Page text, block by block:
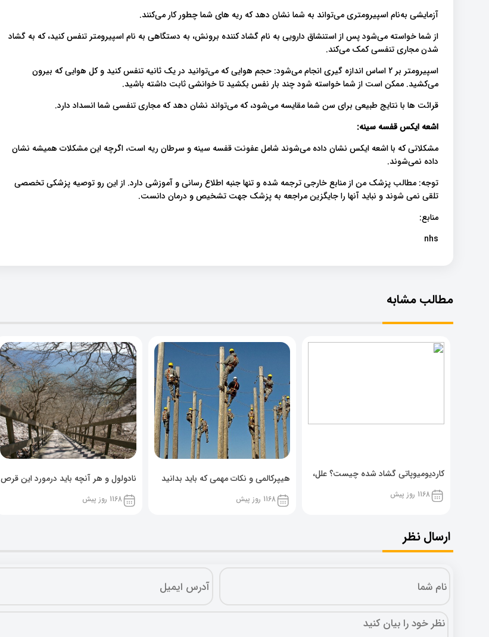
آزمایشی به‌نام اسپیرومتری می‌تواند به شما نشان دهد که ریه های شما چطور کار می‌کنند.
از شما خواسته می‌شود پس از استنشاق دارویی به نام گشاد کننده برونش، به دستگاهی به نام اسپیرومتر تنفس کنید، که به گشاد
شدن مجاری تنفسی کمک می‌کند.
اسپیرومتر بر 2 اساس اندازه گیری انجام می‌شود: حجم هوایی که می‌توانید در یک ثانیه تنفس کنید و کل هوایی که بیرون
می‌کشید. ممکن است از شما خواسته شود چند بار نفس بکشید تا خوانشی ثابت داشته باشید.
قرائت ها با نتایج طبیعی برای سن شما مقایسه می‌شود، که می‌تواند نشان دهد که مجاری تنفسی شما انسداد دارد.
اشعه ایکس قفسه سینه:
مشکلاتی که با اشعه ایکس نشان داده می‌شوند شامل عفونت قفسه سینه و سرطان ریه است، اگرچه این مشکلات همیشه نشان
داده نمی‌شوند.
توجه: مطالب پزشک من از منابع خارجی ترجمه شده و تنها جنبه اطلاع رسانی و آموزشی دارد. از این رو توصیه پزشکی تخصصی
تلقی نمی شوند و نباید آنها را جایگزین مراجعه به پزشک جهت تشخیص و درمان دانست.
منابع:
nhs
مطالب مشابه
کاردیومیوپاتی گشاد شده چیست؟ علل،
پیشگیری و نشانه ها
1168 روز پیش
هیپرکالمی و نکات مهمی که باید بدانید
1168 روز پیش
نادولول و هر آنچه باید درمورد این قرص
خوراکی بدانید!
1168 روز پیش
ارسال نظر